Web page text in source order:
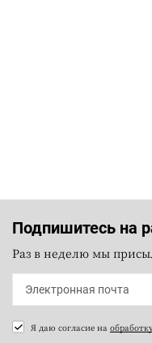
Подпишитесь на
Раз в неделю мы
Я даю согласие на